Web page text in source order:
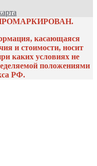
касающаяся
и стоимости, носит
каких условиях не
положениями
РФ.